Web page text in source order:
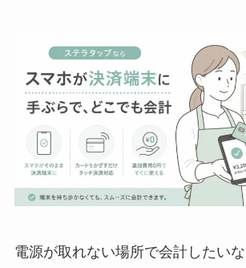
電源が取れない場所で会計したいな